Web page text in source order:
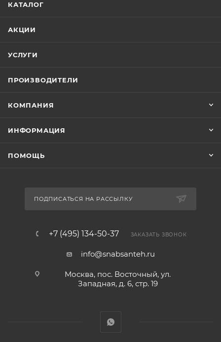
КАТАЛОГ
АКЦИИ
УСЛУГИ
ПРОИЗВОДИТЕЛИ
КОМПАНИЯ
ИНФОРМАЦИЯ
ПОМОЩЬ
ПОДПИСАТЬСЯ НА РАССЫЛКУ
+7 (495) 134-50-37 ЗАКАЗАТЬ ЗВОНОК
info@snabsanteh.ru
Москва, пос. Восточный, ул.
Западная, д. 6, стр. 19